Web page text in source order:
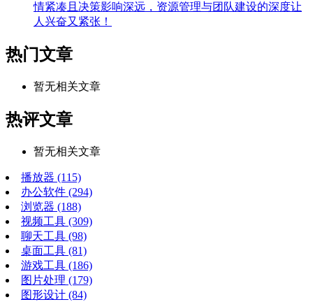
情紧凑且决策影响深远，资源管理与团队建设的深度让
人兴奋又紧张！
热门文章
暂无相关文章
热评文章
暂无相关文章
播放器 (115)
办公软件 (294)
浏览器 (188)
视频工具 (309)
聊天工具 (98)
桌面工具 (81)
游戏工具 (186)
图片处理 (179)
图形设计 (84)